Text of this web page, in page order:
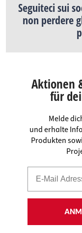
Seguiteci sui
non perdere
Aktionen
für
Melde
und erhalte
Produkten